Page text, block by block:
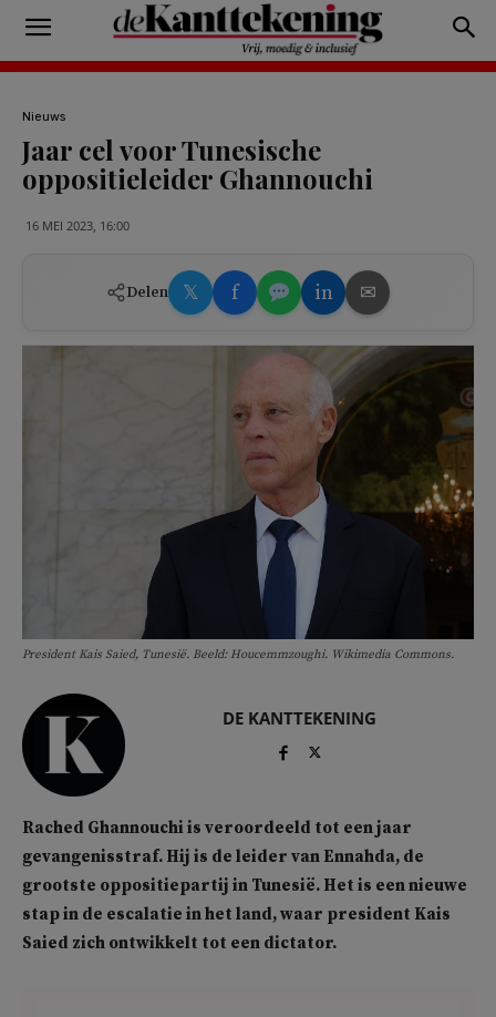
Nieuws
Jaar cel voor Tunesische
oppositieleider Ghannouchi
16 MEI 2023, 16:00
Delen 𝕏 f in ✉
President Kais Saied, Tunesië. Beeld: Houcemmzoughi. Wikimedia Commons.
DE KANTTEKENING
Rached Ghannouchi is veroordeeld tot een jaar
gevangenisstraf. Hij is de leider van Ennahda, de
grootste oppositiepartij in Tunesië. Het is een nieuwe
stap in de escalatie in het land, waar president Kais
Saied zich ontwikkelt tot een dictator.